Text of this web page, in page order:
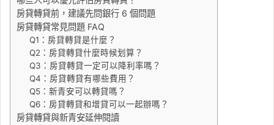
房貸轉貸前，建議先問銀行 6 個問題
房貸轉貸常見問題 FAQ
Q1：房貸轉貸是什麼？
Q2：房貸轉貸什麼時候划算？
Q3：房貸轉貸一定可以降利率嗎？
Q4：房貸轉貸有哪些費用？
Q5：新青安可以轉貸嗎？
Q6：房貸轉貸和增貸可以一起辦嗎？
房貸轉貸與新青安延伸閱讀